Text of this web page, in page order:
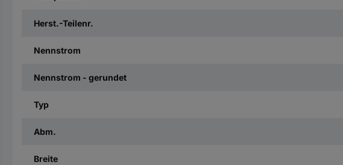
Herst.-Teilenr.
Nennstrom
Nennstrom - gerundet
Typ
Abm.
Breite